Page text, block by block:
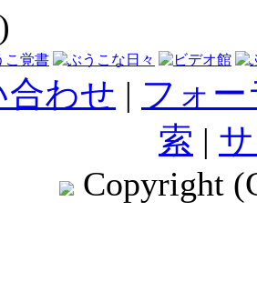
合わせ | フォ
索 |
Copyright